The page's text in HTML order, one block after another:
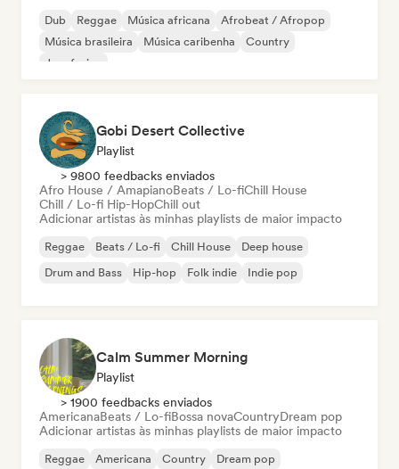
Dub Reggae Música africana
Afrobeat / Afropop
Música brasileira
Música caribenha
Country
Jazz fusion
Gobi Desert Collective
Playlist
> 9800 feedbacks enviados
Afro House / AmapianoBeats / Lo-fiChill House
Chill / Lo-fi Hip-HopChill out
Adicionar artistas às minhas playlists de maior impacto
Reggae Beats / Lo-fi Chill House
Deep house
Drum and Bass
Hip-hop Folk indie Indie pop
Calm Summer Morning
Playlist
> 1900 feedbacks enviados
AmericanaBeats / Lo-fiBossa novaCountryDream pop
Adicionar artistas às minhas playlists de maior impacto
Reggae Americana Country
Dream pop